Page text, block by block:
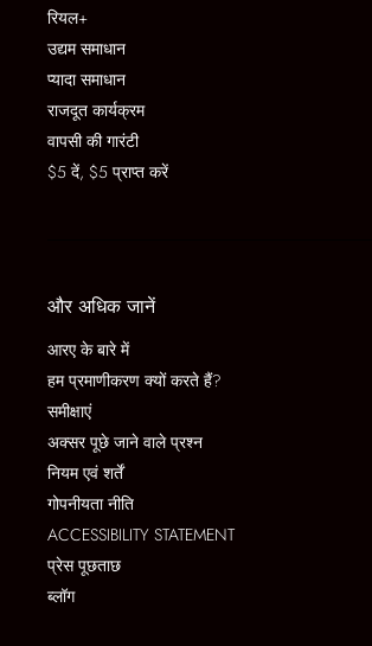
रियल+
उद्यम समाधान
प्यादा समाधान
राजदूत कार्यक्रम
वापसी की गारंटी
$5 दें, $5 प्राप्त करें
और अधिक जानें
आरए के बारे में
हम प्रमाणीकरण क्यों करते हैं?
समीक्षाएं
अक्सर पूछे जाने वाले प्रश्न
नियम एवं शर्तें
गोपनीयता नीति
ACCESSIBILITY STATEMENT
प्रेस पूछताछ
ब्लॉग